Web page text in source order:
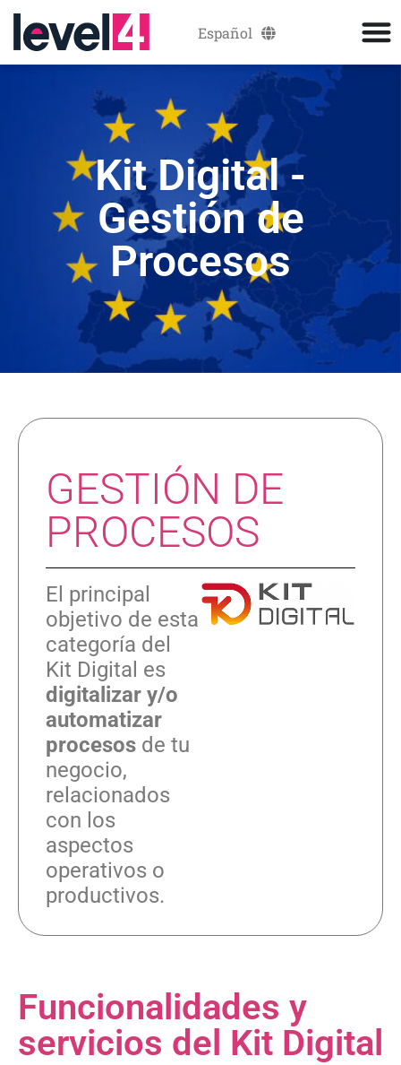
Español
Català
Kit Digital -
Gestión de
Procesos
GESTIÓN DE
PROCESOS
El principal
objetivo de esta
categoría del
Kit Digital es
digitalizar y/o
automatizar
procesos de tu
negocio,
relacionados
con los
aspectos
operativos o
productivos.
Funcionalidades y
servicios del Kit Digital